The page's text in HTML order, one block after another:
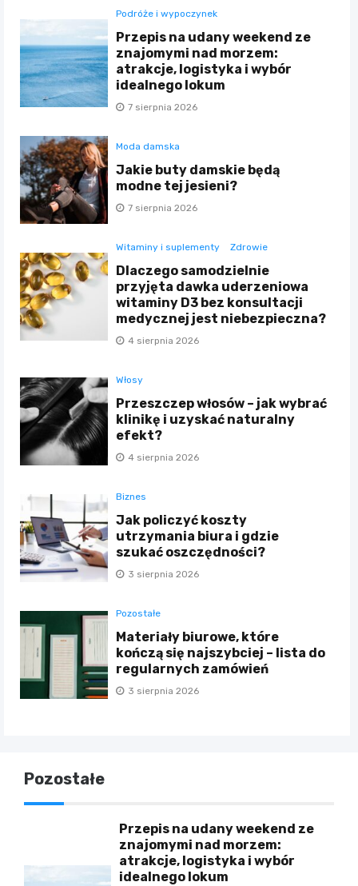
Podróże i wypoczynek
Przepis na udany weekend ze
znajomymi nad morzem:
atrakcje, logistyka i wybór
idealnego lokum
7 sierpnia 2026
Moda damska
Jakie buty damskie będą
modne tej jesieni?
7 sierpnia 2026
Witaminy i suplementy Zdrowie
Dlaczego samodzielnie
przyjęta dawka uderzeniowa
witaminy D3 bez konsultacji
medycznej jest niebezpieczna?
4 sierpnia 2026
Włosy
Przeszczep włosów – jak wybrać
klinikę i uzyskać naturalny
efekt?
4 sierpnia 2026
Biznes
Jak policzyć koszty
utrzymania biura i gdzie
szukać oszczędności?
3 sierpnia 2026
Pozostałe
Materiały biurowe, które
kończą się najszybciej – lista do
regularnych zamówień
3 sierpnia 2026
Pozostałe
Przepis na udany weekend ze
znajomymi nad morzem:
atrakcje, logistyka i wybór
idealnego lokum